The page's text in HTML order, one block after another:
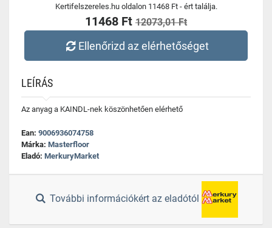
Kertifelszereles.hu oldalon 11468 Ft - ért találja.
11468 Ft 12073,01 Ft
Ellenőrizd az elérhetőséget
LEÍRÁS
Az anyag a KAINDL-nek köszönhetően elérhető
Ean: 9006936074758
Márka: Masterfloor
Eladó: MerkuryMarket
További információkért az eladótól